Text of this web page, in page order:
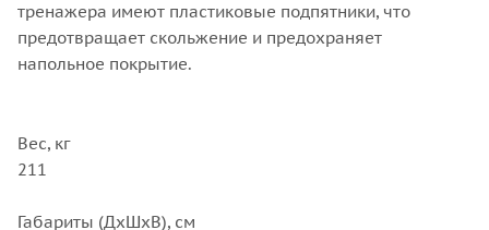
тренажера имеют пластиковые подпятники, что
предотвращает скольжение и предохраняет
напольное покрытие.
Вес, кг
211
Габариты (ДхШхВ), cм